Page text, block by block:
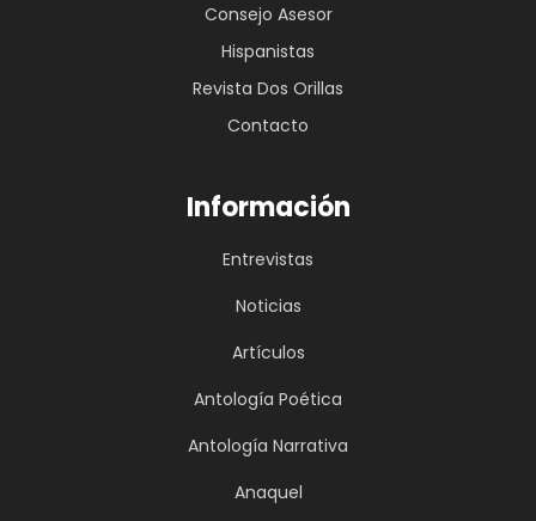
Consejo Asesor
Hispanistas
Revista Dos Orillas
Contacto
Información
Entrevistas
Noticias
Artículos
Antología Poética
Antología Narrativa
Anaquel